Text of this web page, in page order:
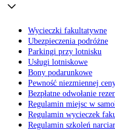
Wycieczki fakultatywne
Ubezpieczenia podróżne
Parkingi przy lotnisku
Usługi lotniskowe
Bony podarunkowe
Pewność niezmiennej
Bezpłatne odwołanie
Regulamin miejsc w
Regulamin wycieczek
Regulamin szkoleń